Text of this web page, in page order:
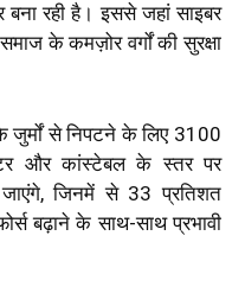
रही है। इससे जहां साइबर
के कमज़ोर वर्गों की सुरक्षा
जुर्मों से निपटने के लिए 3100
और कांस्टेबल के स्तर पर
जाएंगे, जिनमें से 33 प्रतिशत
बढ़ाने के साथ-साथ प्रभावी